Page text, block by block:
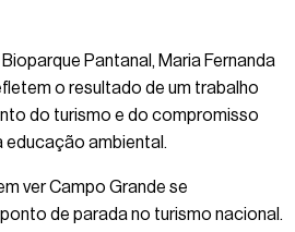
Pantanal, Maria Fernanda
o resultado de um trabalho
do turismo e do compromisso
educação ambiental.
ver Campo Grande se
de parada no turismo nacional.